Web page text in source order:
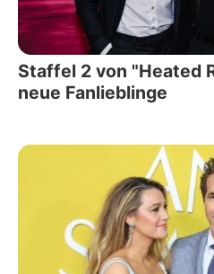
Staffel 2 von "Heated
neue Fanlieblinge